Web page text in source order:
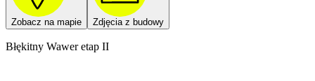
Zobacz na mapie Zdjęcia z budowy
Błękitny Wawer etap II